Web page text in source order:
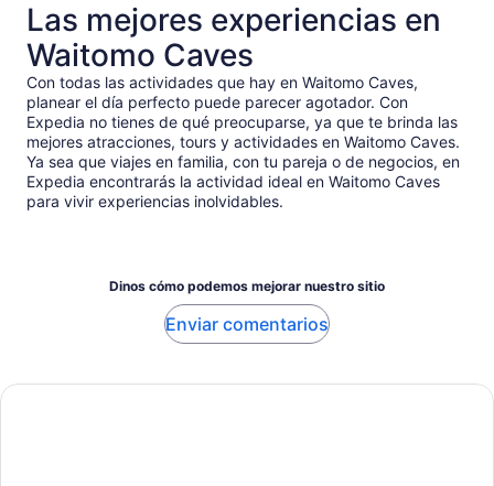
Las mejores experiencias en
Waitomo Caves
Con todas las actividades que hay en Waitomo Caves,
planear el día perfecto puede parecer agotador. Con
Expedia no tienes de qué preocuparse, ya que te brinda las
mejores atracciones, tours y actividades en Waitomo Caves.
Ya sea que viajes en familia, con tu pareja o de negocios, en
Expedia encontrarás la actividad ideal en Waitomo Caves
para vivir experiencias inolvidables.
Dinos cómo podemos mejorar nuestro sitio
Enviar comentarios